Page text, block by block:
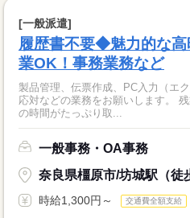
[一般派遣]
履歴書不要◆魅力的な
業OK！事務業務など
製品管理、伝票作成、PC入力（エ
応対などの業務をお願いします。
の時間がたっぷり取...
一般事務・OA事務
奈良県橿原市/坊城駅（徒
時給1,300円～ 交通費全額支給